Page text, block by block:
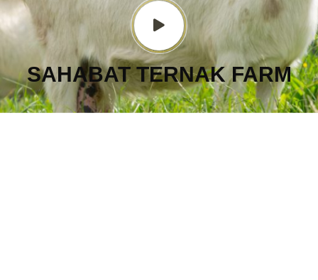
SAHABAT TERNAK FARM